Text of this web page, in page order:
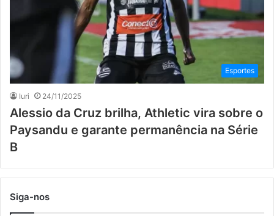
Esportes
Iuri 24/11/2025
Alessio da Cruz brilha, Athletic vira sobre o
Paysandu e garante permanência na Série
B
Siga-nos